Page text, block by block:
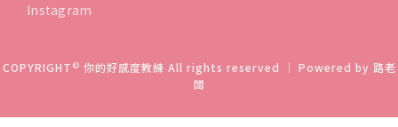
Instagram
COPYRIGHT © 你的好感度教練 All rights reserved ｜ Powered by 路老
闆